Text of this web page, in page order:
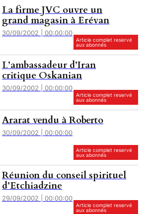
La firme JVC ouvre un
grand magasin à Erévan
30/09/2002 | 00:00:00
Article complet reservé
aux abonnés
L’ambassadeur d’Iran
critique Oskanian
30/09/2002 | 00:00:00
Article complet reservé
aux abonnés
Ararat vendu à Roberto
30/09/2002 | 00:00:00
Article complet reservé
aux abonnés
Réunion du conseil spirituel
d’Etchiadzine
29/09/2002 | 00:00:00
Article complet reservé
aux abonnés